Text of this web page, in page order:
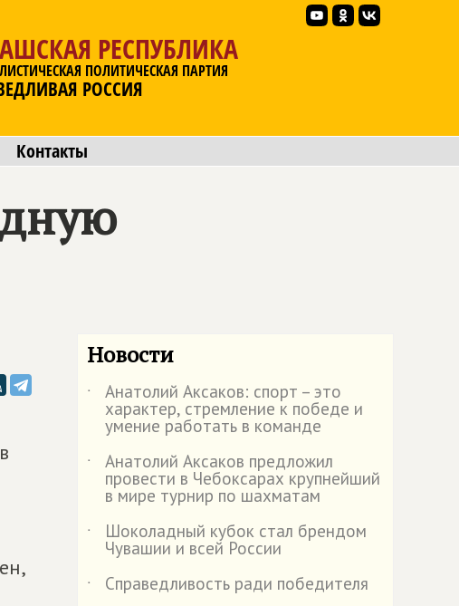
РЕСПУБЛИКА
ПОЛИТИЧЕСКАЯ ПАРТИЯ
РОССИЯ
Контакты
Новости
˙ Анатолий Аксаков: спорт – это
характер, стремление к победе и
умение работать в команде
˙
Анатолий Аксаков предложил
провести в Чебоксарах крупнейший
в мире турнир по шахматам
˙
Шоколадный кубок стал брендом
Чувашии и всей России
˙
Справедливость ради победителя